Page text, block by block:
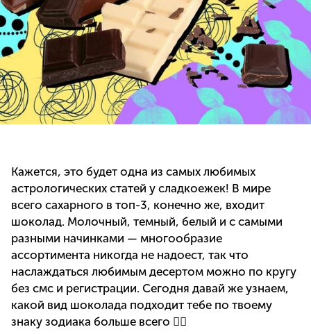
Кажется, это будет одна из самых любимых
астрологических статей у сладкоежек! В мире
всего сахарного в топ-3, конечно же, входит
шоколад. Молочный, темный, белый и с самыми
разными начинками — многообразие
ассортимента никогда не надоест, так что
наслаждаться любимым десертом можно по кругу
без смс и регистрации. Сегодня давай же узнаем,
какой вид шоколада подходит тебе по твоему
знаку зодиака больше всего 👇🏻